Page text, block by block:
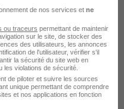
territorial
de la Ville
Courcouronnes
de nos services et ne
ou traceurs permettant de maintenir
sur le site, de stocker des
des utilisateurs, les annonces
de l'utilisateur, vérifier s'il
la sécurité du site web en
les violations de sécurité.
de piloter et suivre les sources
unique permettant de comprendre
et nos applications en fonction